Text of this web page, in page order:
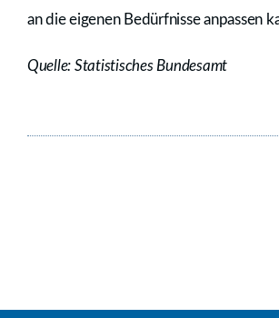
an die eigenen Bedürfnisse anpassen
Quelle: Statistisches Bundesamt